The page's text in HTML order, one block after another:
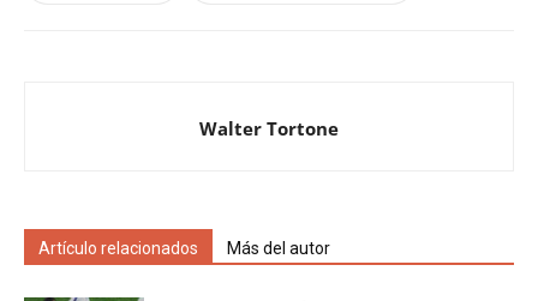
Walter Tortone
Artículo relacionados Más del autor